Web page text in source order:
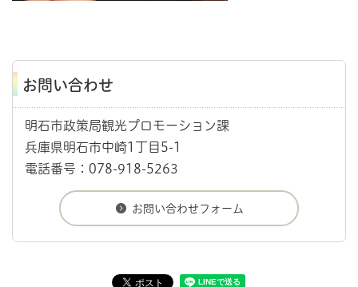
お問い合わせ
明石市政策局観光プロモーション課
兵庫県明石市中崎1丁目5-1
電話番号：078-918-5263